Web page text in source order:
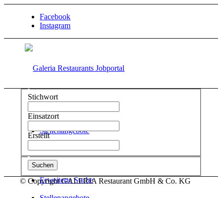
Facebook
Instagram
Stellenangebote
Erweiterte Suche
Stichwort
Einsatzort
Erstellt
© Copyright GALERIA Restaurant GmbH & Co. KG